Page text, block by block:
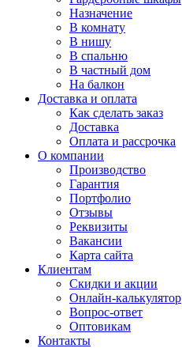
Назначение
В комнату
В нишу
В спальню
В частный дом
На балкон
Доставка и оплата
Как сделать заказ
Доставка
Оплата и рассрочка
О компании
Производство
Гарантия
Портфолио
Отзывы
Реквизиты
Вакансии
Карта сайта
Клиентам
Скидки и акции
Онлайн-калькулятор
Вопрос-ответ
Оптовикам
Контакты